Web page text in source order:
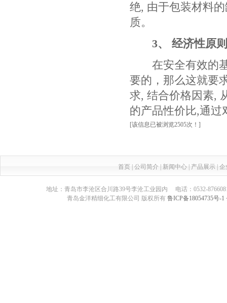
绝, 由于包装材料
质。
3、 经济性原则
在安全有效的基
要的，那么这就要
求, 结合价格因素,
的产品性价比,通过
[该信息已被浏览2505次！]
首页 公司简介 新闻中心 产品展示 企
地址：青岛市李沧区合川路39号李沧工业园内 电话：0532-
青岛金洋精细化工有限公司 版权所有 鲁ICP备18054735号-1